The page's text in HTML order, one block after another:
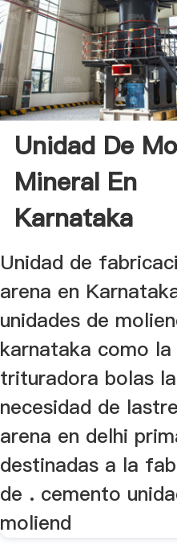
Unidad De
Mineral En
Karnataka
Unidad de
arena en
unidades de
karnataka como la
trituradora bolas la
necesidad de
arena en delhi
destinadas a la
de . cemento
moliend